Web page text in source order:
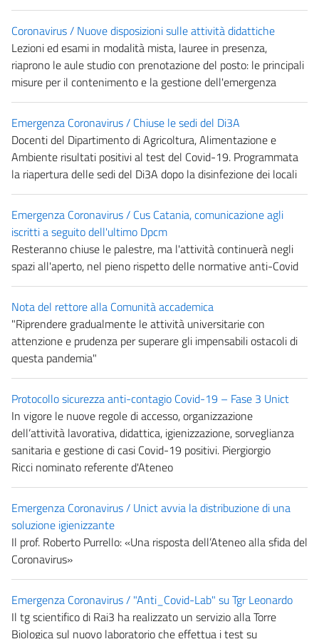
Coronavirus / Nuove disposizioni sulle attività didattiche
Lezioni ed esami in modalità mista, lauree in presenza,
riaprono le aule studio con prenotazione del posto: le principali
misure per il contenimento e la gestione dell'emergenza
Emergenza Coronavirus / Chiuse le sedi del Di3A
Docenti del Dipartimento di Agricoltura, Alimentazione e
Ambiente risultati positivi al test del Covid-19. Programmata
la riapertura delle sedi del Di3A dopo la disinfezione dei locali
Emergenza Coronavirus / Cus Catania, comunicazione agli
iscritti a seguito dell'ultimo Dpcm
Resteranno chiuse le palestre, ma l'attività continuerà negli
spazi all'aperto, nel pieno rispetto delle normative anti-Covid
Nota del rettore alla Comunità accademica
"Riprendere gradualmente le attività universitarie con
attenzione e prudenza per superare gli impensabili ostacoli di
questa pandemia"
Protocollo sicurezza anti-contagio Covid-19 – Fase 3 Unict
In vigore le nuove regole di accesso, organizzazione
dell’attività lavorativa, didattica, igienizzazione, sorveglianza
sanitaria e gestione di casi Covid-19 positivi. Piergiorgio
Ricci nominato referente d'Ateneo
Emergenza Coronavirus / Unict avvia la distribuzione di una
soluzione igienizzante
Il prof. Roberto Purrello: «Una risposta dell’Ateneo alla sfida del
Coronavirus»
Emergenza Coronavirus / "Anti_Covid-Lab" su Tgr Leonardo
Il tg scientifico di Rai3 ha realizzato un servizio alla Torre
Biologica sul nuovo laboratorio che effettua i test su